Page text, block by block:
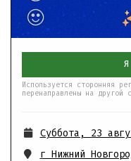
Используется сторонняя
перенаправлены на другой
Суббота, 23
г Нижний